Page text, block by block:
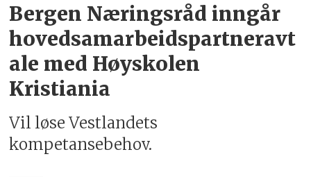
Bergen Næringsråd inngår
hovedsamarbeidspartneravt
ale med Høyskolen
Kristiania
Vil løse Vestlandets
kompetansebehov.